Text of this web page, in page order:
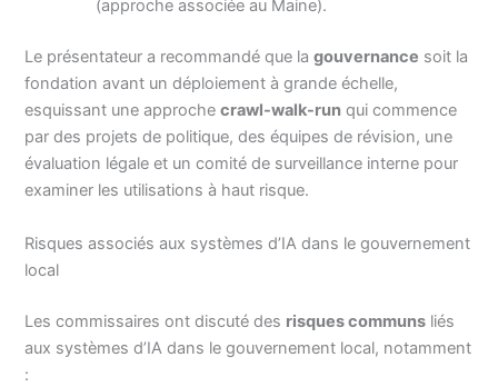
(approche associée au Maine).
Le présentateur a recommandé que lagouvernance soit la
fondation avant un déploiement à grande échelle,
esquissant une approchecrawl-walk-run qui commence
par des projets de politique, des équipes de révision, une
évaluation légale et un comité de surveillance interne pour
examiner les utilisations à haut risque.
Risques associés aux systèmes d’IA dans le gouvernement
local
Les commissaires ont discuté des risques communs liés
aux systèmes d’IA dans le gouvernement local, notamment
: